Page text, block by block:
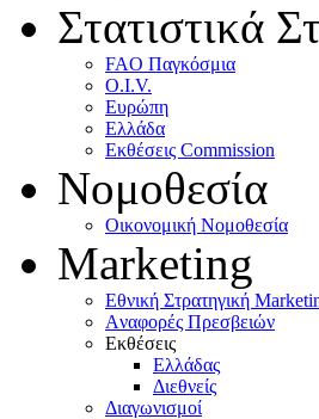
Στατιστικά
FAO Παγκόσμια
O.I.V.
Ευρώπη
Ελλάδα
Eκθέσεις Commission
Νομοθεσία
Οικονομική Νομοθεσία
Marketing
Eθνική Στρατηγική
Aναφορές Πρεσβειών
Eκθέσεις
Eλλάδας
Διεθνείς
Διαγωνισμοί